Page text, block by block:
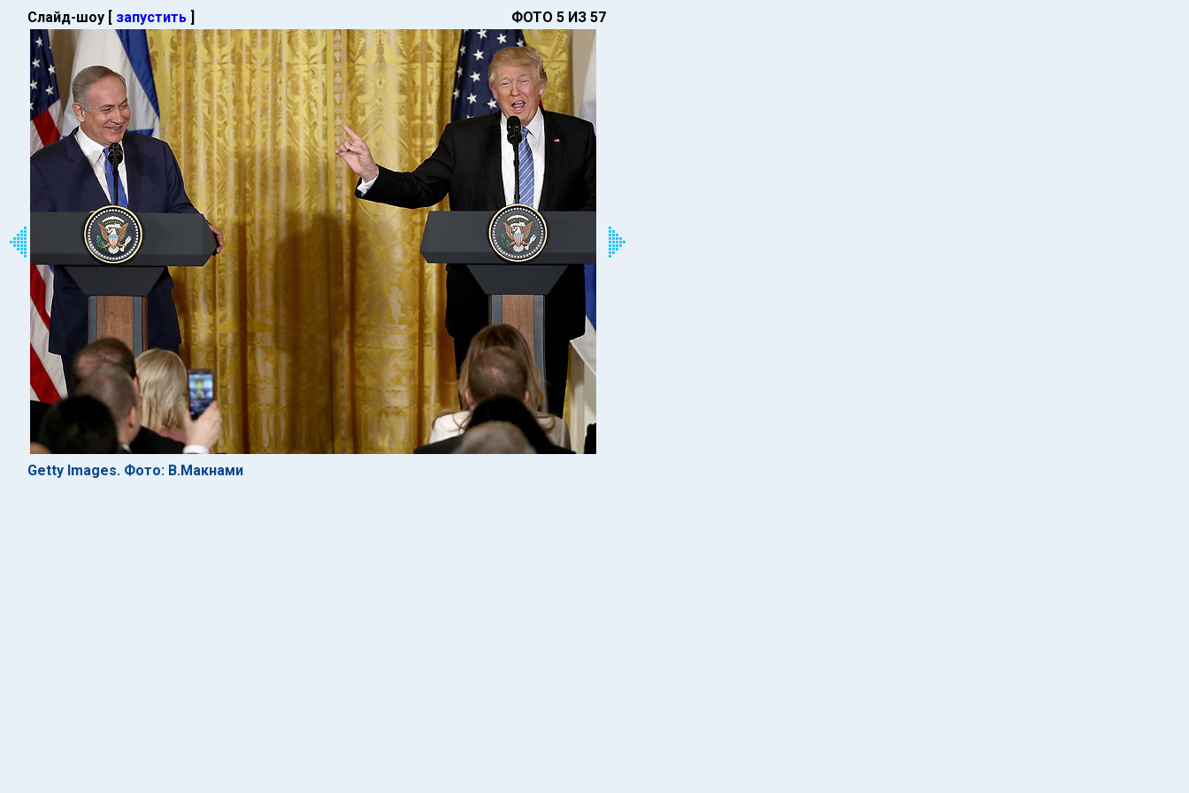
Слайд-шоу [ запустить ] ФОТО 5 ИЗ 57
Getty Images. Фото: В.Макнами